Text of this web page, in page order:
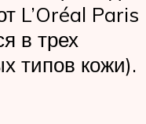
L’Oréal Paris
в трех
типов кожи).